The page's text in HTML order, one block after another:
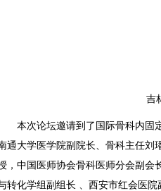
吉林
本次论坛邀请到了国际骨科内固定
通大学医学院副院长、骨科主任刘
，中国医师协会骨科医师分会副会
转化学组副组长 、西安市红会医